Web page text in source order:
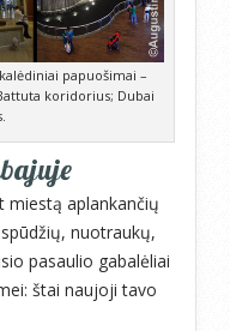
papuošimai –
koridorius; Dubai
miestą aplankančių
nuotraukų,
pasaulio gabalėliai
štai naujoji tavo